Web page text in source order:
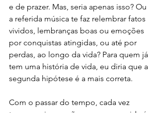
e de prazer. Mas, seria apenas isso? Ou
a referida música te faz relembrar fatos
vividos, lembranças boas ou emoções
por conquistas atingidas, ou até por
perdas, ao longo da vida? Para quem já
tem uma história de vida, eu diria que a
segunda hipótese é a mais correta.
Com o passar do tempo, cada vez